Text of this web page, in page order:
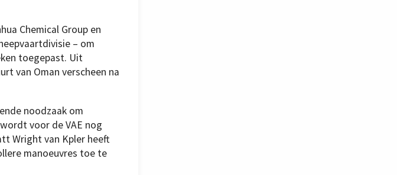
Chemical Group en
– om
toegepast. Uit
van Oman verscheen na
noodzaak om
voor de VAE nog
Wright van Kpler heeft
manoeuvres toe te